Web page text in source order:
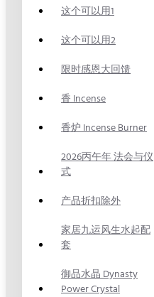
这个可以用1
这个可以用2
限时感恩大回馈
香 Incense
香炉 Incense Burner
2026丙午年 法会与仪
式
产品折扣除外
家居九运风生水起配
套
御品水晶 Dynasty
Power Crystal